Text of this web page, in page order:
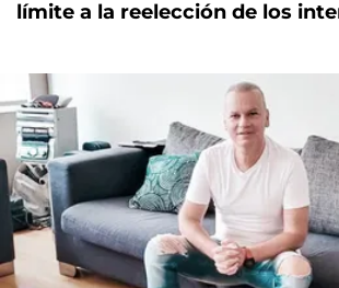
límite a la reelección de los